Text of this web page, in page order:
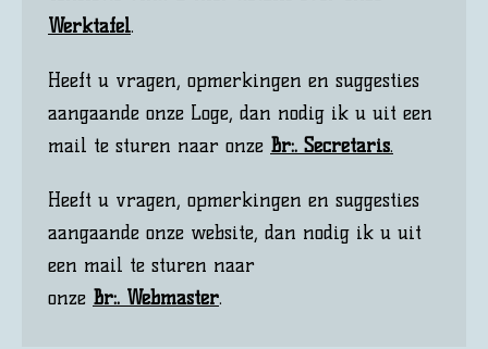
Werktafel.
Heeft u vragen, opmerkingen en suggesties
aangaande onze Loge, dan nodig ik u uit een
mail te sturen naar onze Br:. Secretaris.
​Heeft u vragen, opmerkingen en suggesties
aangaande onze website, dan nodig ik u uit
een mail te sturen naar
onze Br:. Webmaster.